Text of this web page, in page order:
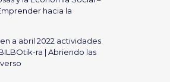
hacia la
a abril 2022 actividades
ra | Abriendo las